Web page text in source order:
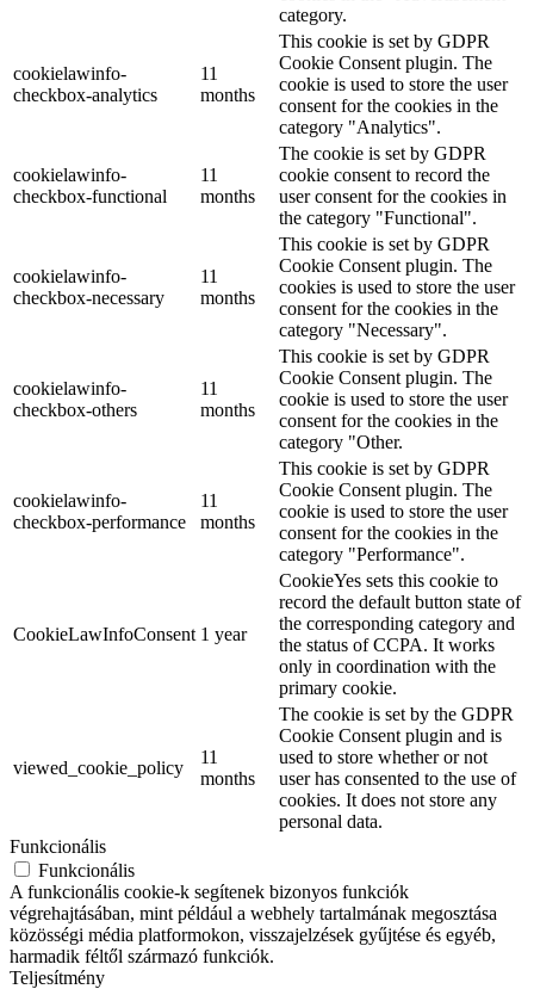
category.
cookielawinfo-
checkbox-analytics
11
months
This cookie is set by GDPR
Cookie Consent plugin. The
cookie is used to store the user
consent for the cookies in the
category "Analytics".
cookielawinfo-
checkbox-functional
11
months
The cookie is set by GDPR
cookie consent to record the
user consent for the cookies in
the category "Functional".
cookielawinfo-
checkbox-necessary
11
months
This cookie is set by GDPR
Cookie Consent plugin. The
cookies is used to store the user
consent for the cookies in the
category "Necessary".
cookielawinfo-
checkbox-others
11
months
This cookie is set by GDPR
Cookie Consent plugin. The
cookie is used to store the user
consent for the cookies in the
category "Other.
cookielawinfo-
checkbox-performance
11
months
This cookie is set by GDPR
Cookie Consent plugin. The
cookie is used to store the user
consent for the cookies in the
category "Performance".
CookieLawInfoConsent 1 year
CookieYes sets this cookie to
record the default button state of
the corresponding category and
the status of CCPA. It works
only in coordination with the
primary cookie.
viewed_cookie_policy
11
months
The cookie is set by the GDPR
Cookie Consent plugin and is
used to store whether or not
user has consented to the use of
cookies. It does not store any
personal data.
Funkcionális
Funkcionális
A funkcionális cookie-k segítenek bizonyos funkciók
végrehajtásában, mint például a webhely tartalmának megosztása
közösségi média platformokon, visszajelzések gyűjtése és egyéb,
harmadik féltől származó funkciók.
Teljesítmény